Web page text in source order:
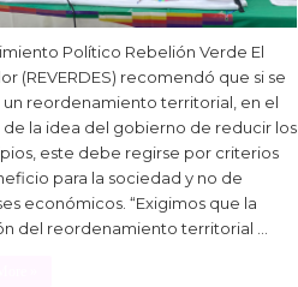
Político Rebelión Verde El
(REVERDES) recomendó que si se
un reordenamiento territorial, en el
de la idea del gobierno de reducir los
este debe regirse por criterios
para la sociedad y no de
económicos. “Exigimos que la
del reordenamiento territorial …